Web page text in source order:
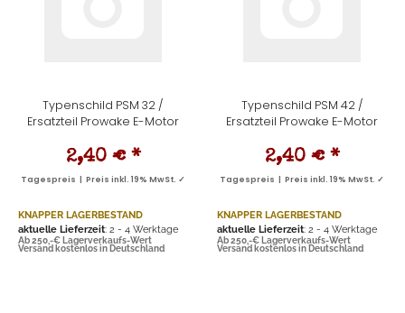
Typenschild PSM 32 /
Ersatzteil Prowake E-Motor
2,40 € *
Tagespreis | Preis inkl. 19% MwSt. ✓
KNAPPER LAGERBESTAND
aktuelle Lieferzeit: 2 - 4 Werktage
Ab 250,-€ Lagerverkaufs-Wert
Versand kostenlos in Deutschland
Typenschild PSM 42 /
Ersatzteil Prowake E-Motor
2,40 € *
Tagespreis | Preis inkl. 19% MwSt. ✓
KNAPPER LAGERBESTAND
aktuelle Lieferzeit: 2 - 4 Werktage
Ab 250,-€ Lagerverkaufs-Wert
Versand kostenlos in Deutschland